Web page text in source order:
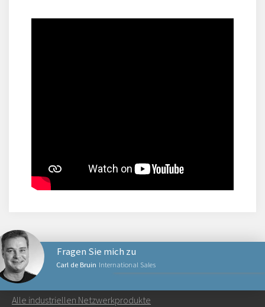
Carl de Bruin International Sales
Fragen Sie mich zu
NETZWERKPRODUKTE
Alle industriellen Netzwerkprodukte